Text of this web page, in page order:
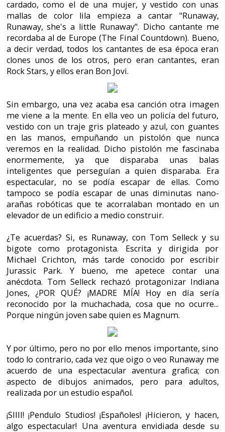
¿Te acuerdas? Si, es Runaway, con Tom Selleck y su
bigote como protagonista. Escrita y dirigida por
Michael Crichton, más tarde conocido por escribir
Jurassic Park. Y bueno, me apetece contar una
anécdota. Tom Selleck rechazó protagonizar Indiana
Jones, ¿POR QUÉ? ¡MADRE MÍA! Hoy en día sería
reconocido por la muchachada, cosa que no ocurre...
Porque ningún joven sabe quien es Magnum.
Y por último, pero no por ello menos importante, sino
todo lo contrario, cada vez que oigo o veo Runaway me
acuerdo de una espectacular aventura grafica; con
aspecto de dibujos animados, pero para adultos,
realizada por un estudio español.
¡SIIII! ¡Pendulo Studios! ¡Españoles! ¡Hicieron, y hacen,
algo espectacular! Una aventura envidiada desde su
salida por los mejores estudios americanos. Estaban
celosos de no haberlo hecho ellos, la ira les corrompía,
y nosotros orgullosos disfrutamos de ello.
Hoy en día sigue tan fresca como el primer día y por
ello es obligatorio jugarla. Al igual que su sucesoras.
Fue el último videojuego distribuido por la
famosa compañía Dinamic Multimedia antes de
su desaparición. Después, y hasta hoy en día, se
encargaría de la distribución FX Interactive.
Al parecer, cuando el juego salió a la luz, hubo
una pequeña polémica acerca de algunos "bugs"
que daban errores con las partidas guardadas,
Pendulo Studios creó un parche y lo puso en su
web a dispoción de todos los usuarios.
En el apartado musical cabe destacar la banda
sonora y el tema principal de la aventura. David
García Morales es el encargado de poner las
partituras de otro famoso juego español,
"Commandos: Behind Enemy Lines". Y en cuanto